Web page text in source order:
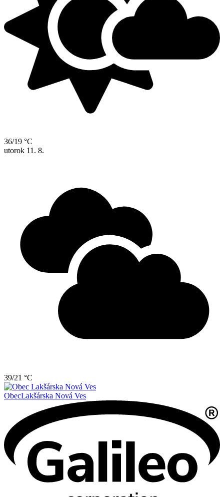
36/19 °C
utorok 11. 8.
39/21 °C
ObecLakšárska Nová Ves